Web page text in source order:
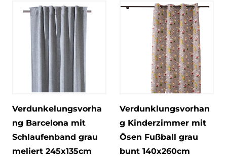
Verdunkelungsvorha
ng Barcelona mit
Schlaufenband grau
meliert 245x135cm
Verdunklungsvorhan
g Kinderzimmer mit
Ösen Fußball grau
bunt 140x260cm